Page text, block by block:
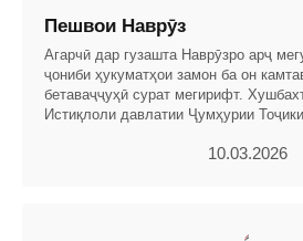
Пешвои Наврӯз
Агарчӣ дар гузашта Наврӯзро арҷ
ҷониби ҳукуматҳои замон ба он
бетаваҷҷуҳӣ сурат мегирифт.
Истиқлоли давлатии Ҷумҳурии
10.03.2026